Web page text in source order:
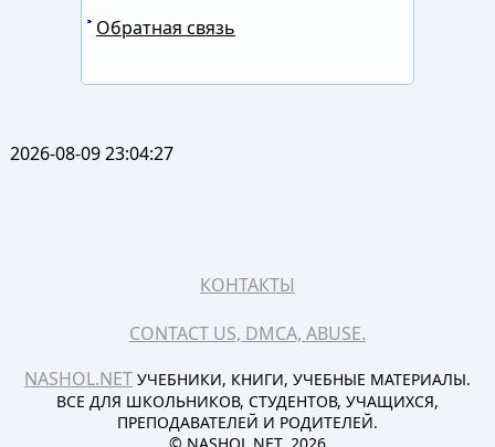
Обратная связь
2026-08-09 23:04:27
КОНТАКТЫ
CONTACT US, DMCA, ABUSE.
NASHOL.NETУЧЕБНИКИ, КНИГИ, УЧЕБНЫЕ МАТЕРИАЛЫ.
ВСЕ ДЛЯ ШКОЛЬНИКОВ, СТУДЕНТОВ, УЧАЩИХСЯ,
ПРЕПОДАВАТЕЛЕЙ И РОДИТЕЛЕЙ.